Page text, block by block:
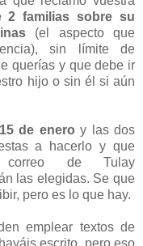
2 familias sobre su
(el aspecto que
sin límite de
querías y que debe ir
hijo o sin él si aún
15 de enero y las dos
a hacerlo y que
de Tulay
las elegidas. Se que
pero es lo que hay.
emplear textos de